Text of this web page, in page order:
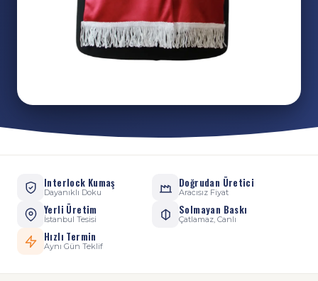
Interlock Kumaş
Dayanıklı Doku
Doğrudan Üretici
Aracısız Fiyat
Yerli Üretim
İstanbul Tesisi
Solmayan Baskı
Çatlamaz, Canlı
Hızlı Termin
Aynı Gün Teklif